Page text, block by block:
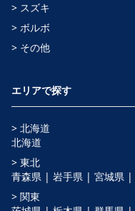
> スズキ
> ボルボ
> その他
エリアで探す
> 北海道
北海道
> 東北
青森県 | 岩手県 | 宮城県 |
> 関東